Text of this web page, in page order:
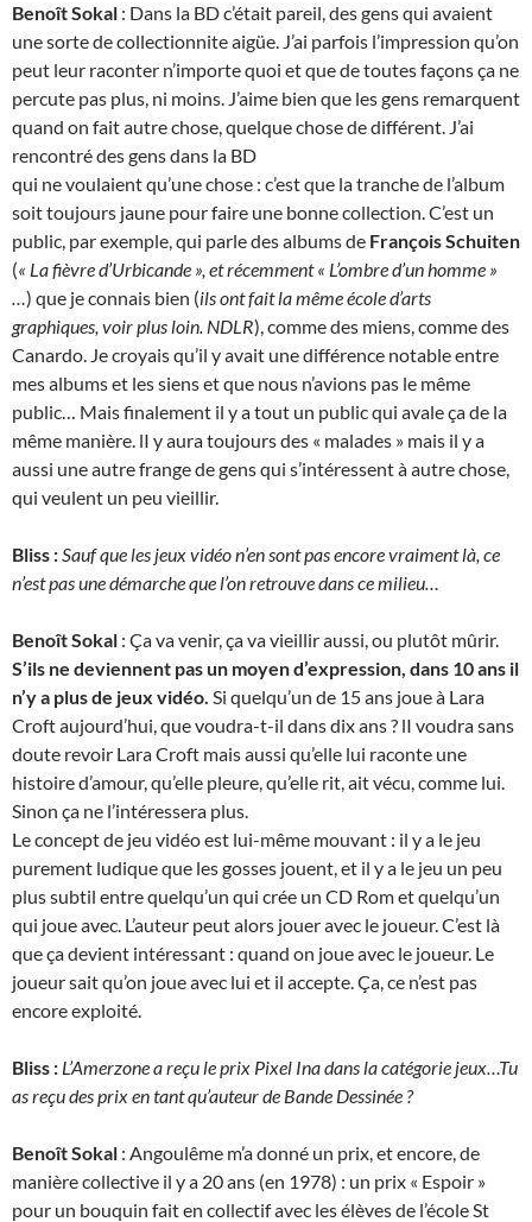
Benoît Sokal : Dans la BD c’était pareil, des gens qui avaient
une sorte de collectionnite aigüe. J’ai parfois l’impression qu’on
peut leur raconter n’importe quoi et que de toutes façons ça ne
percute pas plus, ni moins. J’aime bien que les gens remarquent
quand on fait autre chose, quelque chose de différent. J’ai
rencontré des gens dans la BD
qui ne voulaient qu’une chose : c’est que la tranche de l’album
soit toujours jaune pour faire une bonne collection. C’est un
public, par exemple, qui parle des albums de François Schuiten
(« La fièvre d’Urbicande », et récemment « L’ombre d’un homme »
…) que je connais bien (ils ont fait la même école d’arts
graphiques, voir plus loin. NDLR), comme des miens, comme des
Canardo. Je croyais qu’il y avait une différence notable entre
mes albums et les siens et que nous n’avions pas le même
public… Mais finalement il y a tout un public qui avale ça de la
même manière. lI y aura toujours des « malades » mais il y a
aussi une autre frange de gens qui s’intéressent à autre chose,
qui veulent un peu vieillir.
Bliss :Sauf que les jeux vidéo n’en sont pas encore vraiment là, ce
n’est pas une démarche que l’on retrouve dans ce milieu…
Benoît Sokal : Ça va venir, ça va vieillir aussi, ou plutôt mûrir.
S’ils ne deviennent pas un moyen d’expression, dans 10 ans il
n’y a plus de jeux vidéo. Si quelqu’un de 15 ans joue à Lara
Croft aujourd’hui, que voudra-t-il dans dix ans ? lI voudra sans
doute revoir Lara Croft mais aussi qu’elle lui raconte une
histoire d’amour, qu’elle pleure, qu’elle rit, ait vécu, comme lui.
Sinon ça ne l’intéressera plus.
Le concept de jeu vidéo est lui-même mouvant : il y a le jeu
purement ludique que les gosses jouent, et il y a le jeu un peu
plus subtil entre quelqu’un qui crée un CD Rom et quelqu’un
qui joue avec. L’auteur peut alors jouer avec le joueur. C’est là
que ça devient intéressant : quand on joue avec le joueur. Le
joueur sait qu’on joue avec lui et il accepte. Ça, ce n’est pas
encore exploité.
Bliss : L’Amerzone a reçu le prix Pixel Ina dans la catégorie jeux…Tu
as reçu des prix en tant qu’auteur de Bande Dessinée ?
Benoît Sokal : Angoulême m’a donné un prix, et encore, de
manière collective il y a 20 ans (en 1978) : un prix « Espoir »
pour un bouquin fait en collectif avec les élèves de l’école St